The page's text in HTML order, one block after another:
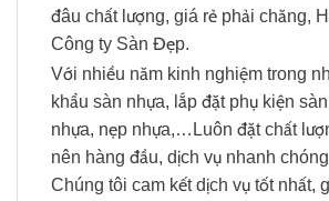
đâu chất lượng, giá rẻ phải chăng,
Công ty Sàn Đẹp.
Với nhiều năm kinh nghiệm trong
khẩu sàn nhựa, lắp đặt phụ kiện
nhựa, nẹp nhựa,…Luôn đặt chất
nên hàng đầu, dịch vụ nhanh
Chúng tôi cam kết dịch vụ tốt nhất,